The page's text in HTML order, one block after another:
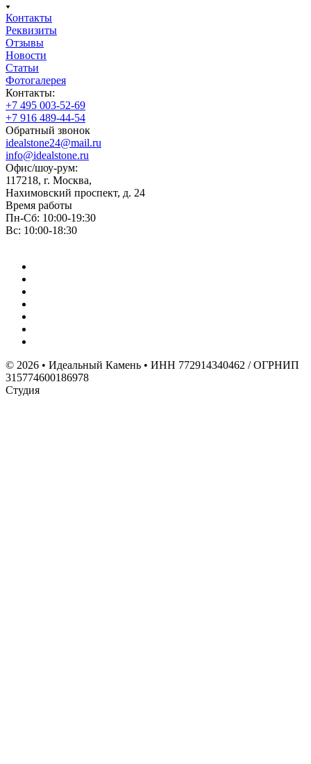
Контакты
Реквизиты
Отзывы
Новости
Статьи
Фотогалерея
Контакты:
+7 495 003-52-69
+7 916 489-44-54
Обратный звонок
idealstone24@mail.ru
info@idealstone.ru
Офис/шоу-рум:
117218, г. Москва,
Нахимовский проспект, д. 24
Время работы
Пн-Сб: 10:00-19:30
Вс: 10:00-18:30
© 2026 • Идеальный Камень • ИНН 772914340462 / ОГРНИП
315774600186978
Студия